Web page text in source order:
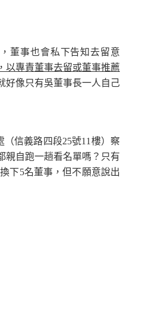
董事也會私下告知去留意
以專責董事去留或董事推薦
好像只有吳董事長一人自己
信義路四段25號11樓）察
自跑一趟看名單嗎？只有
下5名董事，但不願意說出